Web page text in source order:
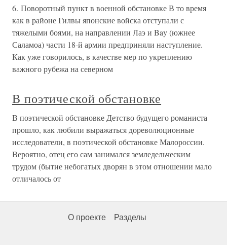
6. Поворотный пункт в военной обстановке В то время
как в районе Гилвы японские войска отступали с
тяжелыми боями, на направлении Лаэ и Bay (южнее
Саламоа) части 18-й армии предприняли наступление.
Как уже говорилось, в качестве мер по укреплению
важного рубежа на северном
В поэтической обстановке
В поэтической обстановке Детство будущего романиста
прошло, как любили выражаться дореволюционные
исследователи, в поэтической обстановке Малороссии.
Вероятно, отец его сам занимался земледельческим
трудом (бытие небогатых дворян в этом отношении мало
отличалось от
О проекте Разделы